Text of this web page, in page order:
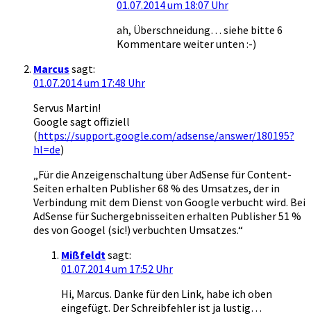
01.07.2014 um 18:07 Uhr
ah, Überschneidung… siehe bitte 6
Kommentare weiter unten :-)
Marcus sagt:
01.07.2014 um 17:48 Uhr
Servus Martin!
Google sagt offiziell
(https://support.google.com/adsense/answer/180195?
hl=de)
„Für die Anzeigenschaltung über AdSense für Content-
Seiten erhalten Publisher 68 % des Umsatzes, der in
Verbindung mit dem Dienst von Google verbucht wird. Bei
AdSense für Suchergebnisseiten erhalten Publisher 51 %
des von Googel (sic!) verbuchten Umsatzes.“
Mißfeldtsagt:
01.07.2014 um 17:52 Uhr
Hi, Marcus. Danke für den Link, habe ich oben
eingefügt. Der Schreibfehler ist ja lustig…